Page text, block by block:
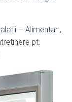
– Alimentar ,
pt.